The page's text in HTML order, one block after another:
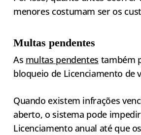
menores costumam ser os
Multas pendentes
As multas pendentes também
bloqueio de Licenciamento de
Quando existem infrações
aberto, o sistema pode
Licenciamento anual até que